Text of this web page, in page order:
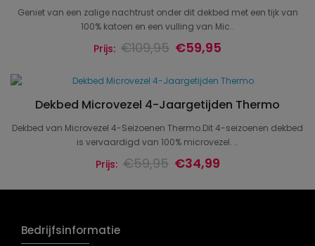
Geniet van een zalige nachtrust onder dit dekbed met een tijk van
100% katoen en een vulling van Mic..
Prijs: €109,95 €59,95
Dekbed Microvezel 4-Jaargetijden Thermo
Dekbed van Microvezel 4-Seizoenen Thermo.Dit 4-seizoenen dekbed
is vervaardigd van 100% microvezel. ..
Prijs: €59,95 €34,99
Bedrijfsinformatie